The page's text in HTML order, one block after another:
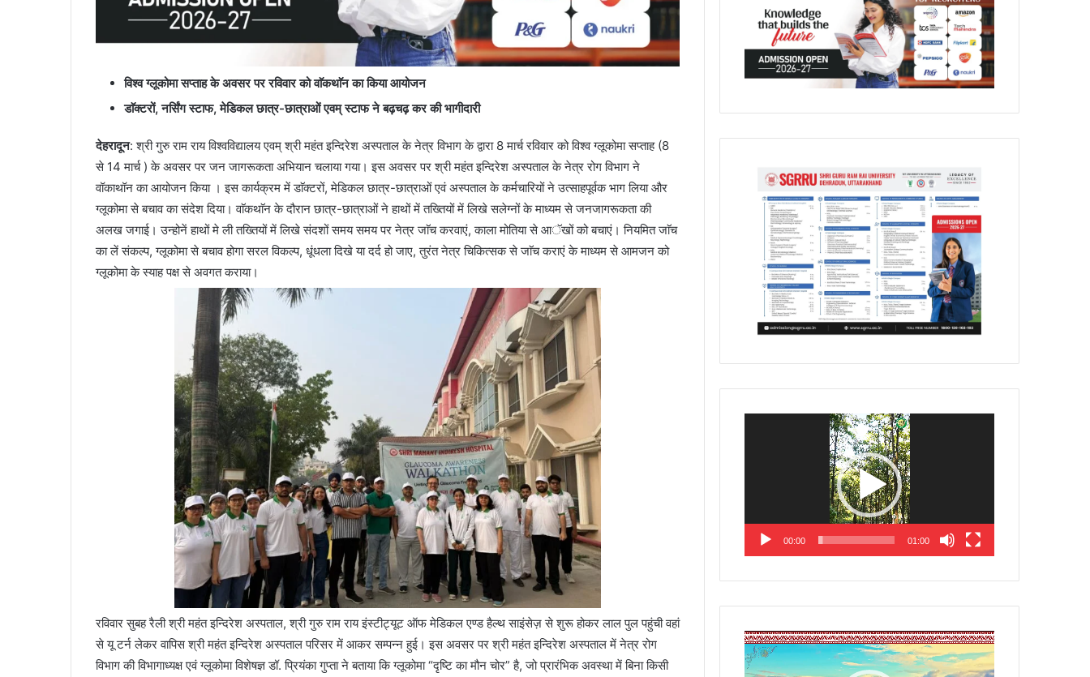
विश्व ग्लूकोमा सप्ताह के अवसर पर रविवार को वाॅकथाॅन का किया आयोजन
डाॅक्टरों, नर्सिंग स्टाफ, मेडिकल छात्र-छात्राओं एवम् स्टाफ ने बढ़चढ़ कर की भागीदारी
देहरादून: श्री गुरु राम राय विश्वविद्यालय एवम् श्री महंत इन्दिरेश अस्पताल के नेत्र विभाग के द्वारा 8 मार्च रविवार को विश्व ग्लूकोमा सप्ताह (8
से 14 मार्च ) के अवसर पर जन जागरूकता अभियान चलाया गया। इस अवसर पर श्री महंत इन्दिरेश अस्पताल के नेत्र रोग विभाग ने
वॉकाथॉन का आयोजन किया । इस कार्यक्रम में डाॅक्टरों, मेडिकल छात्र-छात्राओं एवं अस्पताल के कर्मचारियों ने उत्साहपूर्वक भाग लिया और
ग्लूकोमा से बचाव का संदेश दिया। वाॅकथाॅन के दौरान छात्र-छात्राओं ने हाथों में तख्तियों में लिखे सलेग्नों के माध्यम से जनजागरूकता की
अलख जगाई। उन्होनें हाथों मे ली तख्तियों में लिखे संदशों समय समय पर नेत्र जाॅच करवाएं, काला मोतिया से आॅखों को बचाएं। नियमित जाॅच
का लें संकल्प, ग्लूकोमा से बचाव होगा सरल विकल्प, धूंधला दिखे या दर्द हो जाए, तुरंत नेत्र चिकित्सक से जाॅच कराएं के माध्यम से आमजन को
ग्लूकोमा के स्याह पक्ष से अवगत कराया।
रविवार सुबह रैली श्री महंत इन्दिरेश अस्पताल, श्री गुरु राम राय इंस्टीट्यूट ऑफ मेडिकल एण्ड हैल्थ साइंसेज़ से शुरू होकर लाल पुल पहुंची वहां
से यू टर्न लेकर वापिस श्री महंत इन्दिरेश अस्पताल परिसर में आकर सम्पन्न हुई। इस अवसर पर श्री महंत इन्दिरेश अस्पताल में नेत्र रोग
विभाग की विभागाध्यक्ष एवं ग्लूकोमा विशेषज्ञ डॉ. प्रियंका गुप्ता ने बताया कि ग्लूकोमा “दृष्टि का मौन चोर” है, जो प्रारंभिक अवस्था में बिना किसी
00:00 01:00
Video
Player